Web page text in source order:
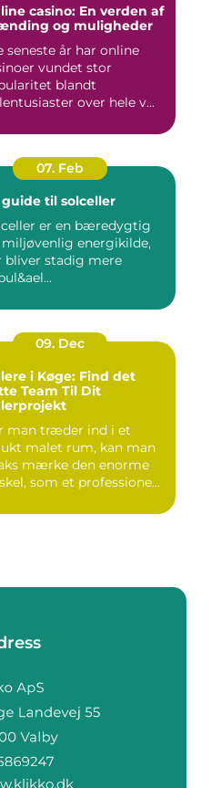
casino: En verden af
og muligheder
seneste år har online
vundet stor
blandt
over hele v...
07. Feb
guide til solceller
er en bæredygtig
energikilde,
bliver stadig mere
09. Dec
i Køge: Find det
Team Til Dit
man træder ind i et
malet rum, kan man
mærke den enorme
som et professione...